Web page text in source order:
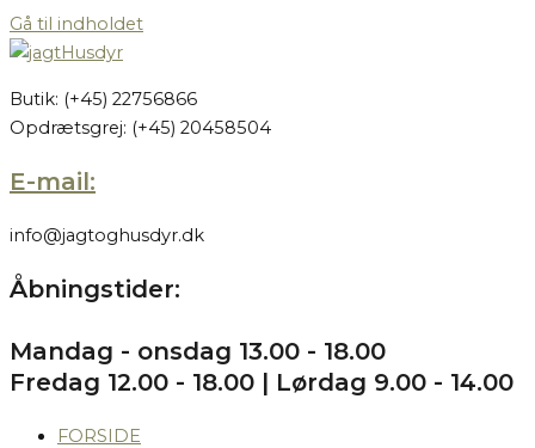
Gå til indholdet
Butik: (+45) 22756866
Opdrætsgrej: (+45) 20458504
E-mail:
info@jagtoghusdyr.dk
Åbningstider:
Mandag - onsdag 13.00 - 18.00
Fredag 12.00 - 18.00 | Lørdag 9.00 - 14.00
FORSIDE